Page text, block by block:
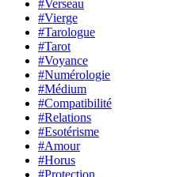
#Verseau
#Vierge
#Tarologue
#Tarot
#Voyance
#Numérologie
#Médium
#Compatibilité
#Relations
#Esotérisme
#Amour
#Horus